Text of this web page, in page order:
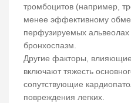
тромбоцитов (например,
менее эффективному
перфузируемых
бронхоспазм.
Другие факторы,
включают тяжесть
сопутствующие
повреждения легких.